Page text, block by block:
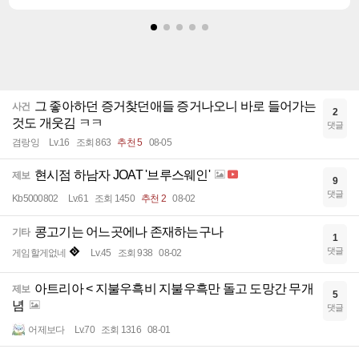
사건 그 좋아하던 증거찾던애들 증거나오니 바로 들어가는
것도 개웃김 ㅋㅋ
겸랑잉 Lv.16 조회 863 추천 5 08-05
2
댓글
제보 현시점 하남자 JOAT '브루스웨인'
Kb5000802 Lv.61 조회 1450 추천 2 08-02
9
댓글
기타 콩고기는 어느곳에나 존재하는구나
게임할게없네 Lv.45 조회 938 08-02
1
댓글
제보 아트리아 < 지불우흑비 지불우흑만 돌고 도망간 무개
념
어제보다 Lv.70 조회 1316 08-01
5
댓글